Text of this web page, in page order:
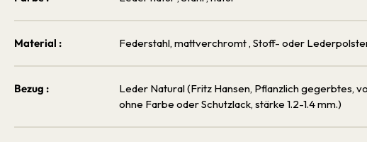
Material : Federstahl, mattverchromt, Stoff- oder
Bezug :
Leder Natural (Fritz Hansen, Pflanzlich gegerbtes,
ohne Farbe oder Schutzlack, stärke 1.2-1.4 mm.)